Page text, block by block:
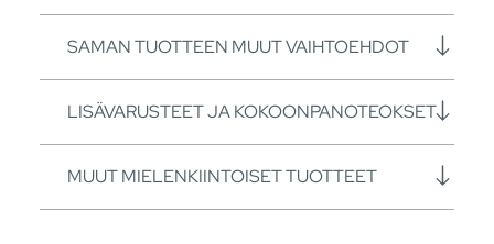
SAMAN TUOTTEEN MUUT VAIHTOEHDOT
LISÄVARUSTEET JA KOKOONPANOTEOKSET
MUUT MIELENKIINTOISET TUOTTEET